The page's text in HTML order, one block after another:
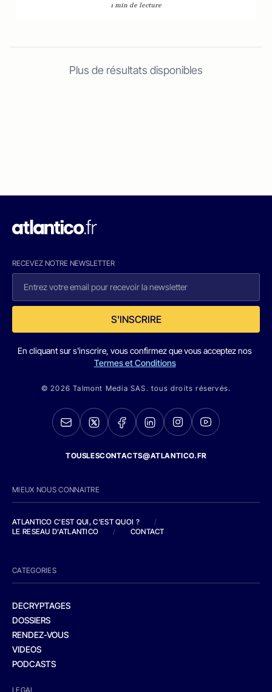
1 min de lecture
Plus de résultats disponibles
RECEVEZ NOTRE NEWSLETTER
S'INSCRIRE
En cliquant sur s'inscrire, vous confirmez que vous acceptez nos
Termes et Conditions
© 2026 Talmont Media SAS. tous droits réservés.
TOUSLESCONTACTS@ATLANTICO.FR
MIEUX NOUS CONNAITRE
ATLANTICO C'EST QUI, C'EST QUOI ?
/
LE RESEAU D'ATLANTICO
/ CONTACT
CATEGORIES
DECRYPTAGES
DOSSIERS
RENDEZ-VOUS
VIDEOS
PODCASTS
LEGAL